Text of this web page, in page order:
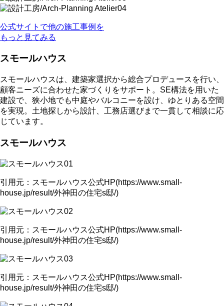
公式サイトで他の施工事例を
もっと見てみる
スモールハウス
スモールハウスは、建築家選択から総合プロデュースを行い、
顧客ニーズに合わせた家づくりをサポート。SE構法を用いた
建設で、狭小地でも中庭やバルコニーを設け、ゆとりある空間
を実現。土地探しから設計、工務店選びまで一貫して相談に応
じています。
スモールハウス
引用元：スモールハウス公式HP(https://www.small-
house.jp/result/外神田の住宅s邸/)
引用元：スモールハウス公式HP(https://www.small-
house.jp/result/外神田の住宅s邸/)
引用元：スモールハウス公式HP(https://www.small-
house.jp/result/外神田の住宅s邸/)